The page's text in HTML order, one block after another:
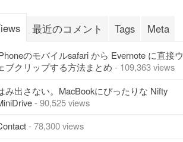
最近のコメント Tags Meta
のモバイルsafari から Evernote に直接ウ
ブクリップする方法まとめ - 109,363 views
み出さない。MacBookにぴったりな Nifty
- 90,525 views
- 78,300 views